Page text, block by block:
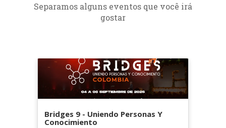
Separamos alguns eventos que você irá
gostar
Bridges 9 - Uniendo Personas Y
Conocimiento